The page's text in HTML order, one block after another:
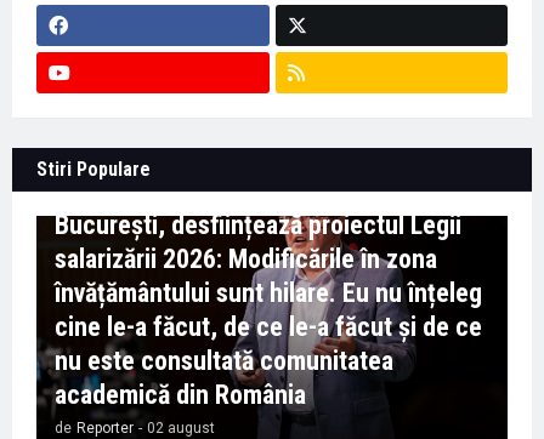
Stiri Populare
Context important pentru educație -
Marian Preda, rectorul Universității din
București, desființează proiectul Legii
salarizării 2026: Modificările în zona
învățământului sunt hilare. Eu nu înțeleg
cine le-a făcut, de ce le-a făcut și de ce
nu este consultată comunitatea
academică din România
de Reporter - 02 august